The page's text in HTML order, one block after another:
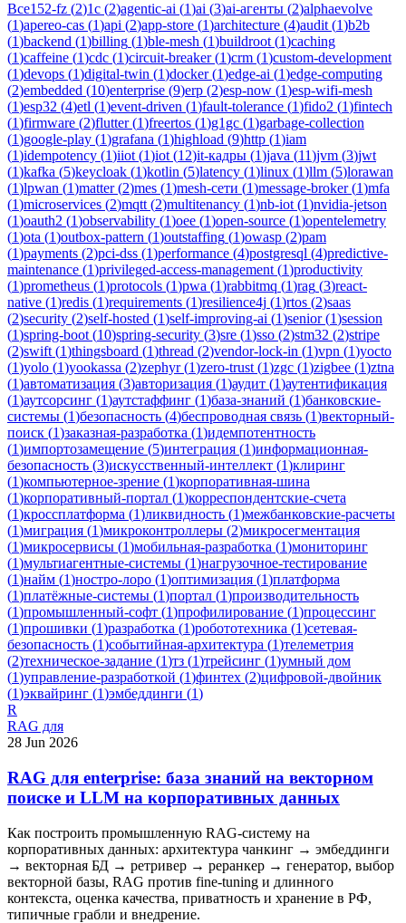
Все152-fz (2)1c (2)agentic-ai (1)ai (3)ai-агенты (2)alphaevolve
(1)apereo-cas (1)api (2)app-store (1)architecture (4)audit (1)b2b
(1)backend (1)billing (1)ble-mesh (1)buildroot (1)caching
(1)caffeine (1)cdc (1)circuit-breaker(1)crm (1)custom-development
(1)devops (1)digital-twin (1)docker(1)edge-ai (1)edge-computing
(2)embedded (10)enterprise (9)erp (2)esp-now (1)esp-wifi-mesh
(1)esp32 (4)etl (1)event-driven (1)fault-tolerance (1)fido2 (1)fintech
(1)firmware (2)flutter(1)freertos (1)g1gc (1)garbage-collection
(1)google-play (1)grafana (1)highload (9)http (1)iam
(1)idempotency (1)iiot (1)iot (12)it-кадры (1)java (11)jvm (3)jwt
(1)kafka (5)keycloak (1)kotlin (5)latency (1)linux (1)llm (5)lorawan
(1)lpwan (1)matter(2)mes (1)mesh-сети (1)message-broker(1)mfa
(1)microservices (2)mqtt (2)multitenancy (1)nb-iot (1)nvidia-jetson
(1)oauth2 (1)observability (1)oee (1)open-source (1)opentelemetry
(1)ota (1)outbox-pattern (1)outstaffing (1)owasp (2)pam
(1)payments (2)pci-dss (1)performance (4)postgresql (4)predictive-
maintenance (1)privileged-access-management (1)productivity
(1)prometheus (1)protocols (1)pwa (1)rabbitmq (1)rag (3)react-
native (1)redis (1)requirements (1)resilience4j (1)rtos (2)saas
(2)security (2)self-hosted (1)self-improving-ai (1)senior(1)session
(1)spring-boot (10)spring-security (3)sre (1)sso (2)stm32 (2)stripe
(2)swift (1)thingsboard (1)thread (2)vendor-lock-in (1)vpn (1)yocto
(1)yolo (1)yookassa (2)zephyr(1)zero-trust (1)zgc (1)zigbee (1)ztna
(1)автоматизация (3)авторизация (1)аудит (1)аутентификация
(1)аутсорсинг (1)аутстаффинг (1)база-знаний (1)банковские-
системы (1)безопасность (4)беспроводная связь (1)векторный-
поиск (1)заказная-разработка (1)идемпотентность
(1)импортозамещение (5)интеграция (1)информационная-
безопасность (3)искусственный-интеллект (1)клиринг
(1)компьютерное-зрение (1)корпоративная-шина
(1)корпоративный-портал (1)корреспондентские-счета
(1)кроссплатформа (1)ликвидность (1)межбанковские-расчеты
(1)миграция (1)микроконтроллеры (2)микросегментация
(1)микросервисы (1)мобильная-разработка (1)мониторинг
(1)мультиагентные-системы (1)нагрузочное-тестирование
(1)найм (1)ностро-лоро (1)оптимизация (1)платформа
(1)платёжные-системы (1)портал (1)производительность
(1)промышленный-софт (1)профилирование (1)процессинг
(1)прошивки (1)разработка (1)робототехника (1)сетевая-
безопасность (1)событийная-архитектура (1)телеметрия
(2)техническое-задание (1)тз (1)трейсинг (1)умный дом
(1)управление-разработкой (1)финтех (2)цифровой-двойник
(1)эквайринг (1)эмбеддинги (1)
R
RAG для
28 Jun 2026
RAG для enterprise: база знаний на векторном
поиске и LLM на корпоративных данных
Как построить промышленную RAG-систему на
корпоративных данных: архитектура чанкинг → эмбеддинги
→ векторная БД → ретривер → реранкер → генератор, выбор
векторной базы, RAG против fine-tuning и длинного
контекста, оценка качества, приватность и хранение в РФ,
типичные грабли и внедрение.